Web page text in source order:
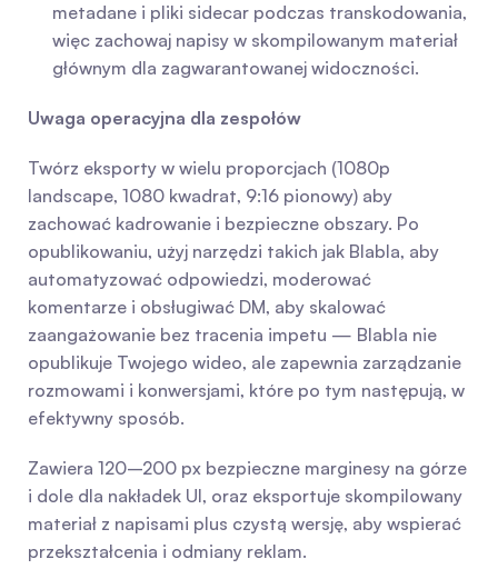
metadane i pliki sidecar podczas transkodowania,
więc zachowaj napisy w skompilowanym materiał
głównym dla zagwarantowanej widoczności.
Uwaga operacyjna dla zespołów
Twórz eksporty w wielu proporcjach (1080p
landscape, 1080 kwadrat, 9:16 pionowy) aby
zachować kadrowanie i bezpieczne obszary. Po
opublikowaniu, użyj narzędzi takich jak Blabla, aby
automatyzować odpowiedzi, moderować
komentarze i obsługiwać DM, aby skalować
zaangażowanie bez tracenia impetu — Blabla nie
opublikuje Twojego wideo, ale zapewnia zarządzanie
rozmowami i konwersjami, które po tym następują, w
efektywny sposób.
Zawiera 120–200 px bezpieczne marginesy na górze
i dole dla nakładek UI, oraz eksportuje skompilowany
materiał z napisami plus czystą wersję, aby wspierać
przekształcenia i odmiany reklam.